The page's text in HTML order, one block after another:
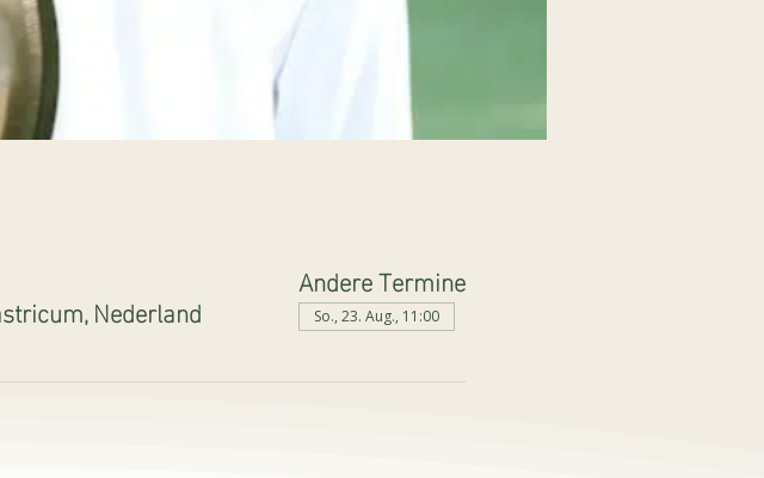
Nederland
Andere Termine
So., 23. Aug., 11:00